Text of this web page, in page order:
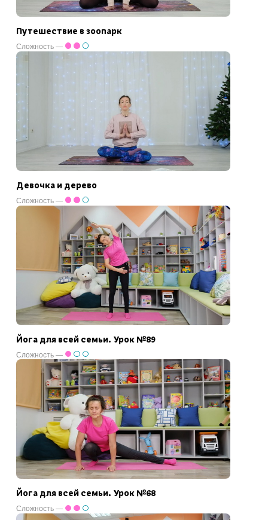
Путешествие в зоопарк
Сложность —
Девочка и дерево
Сложность —
Йога для всей семьи. Урок №89
Сложность —
Йога для всей семьи. Урок №68
Сложность —